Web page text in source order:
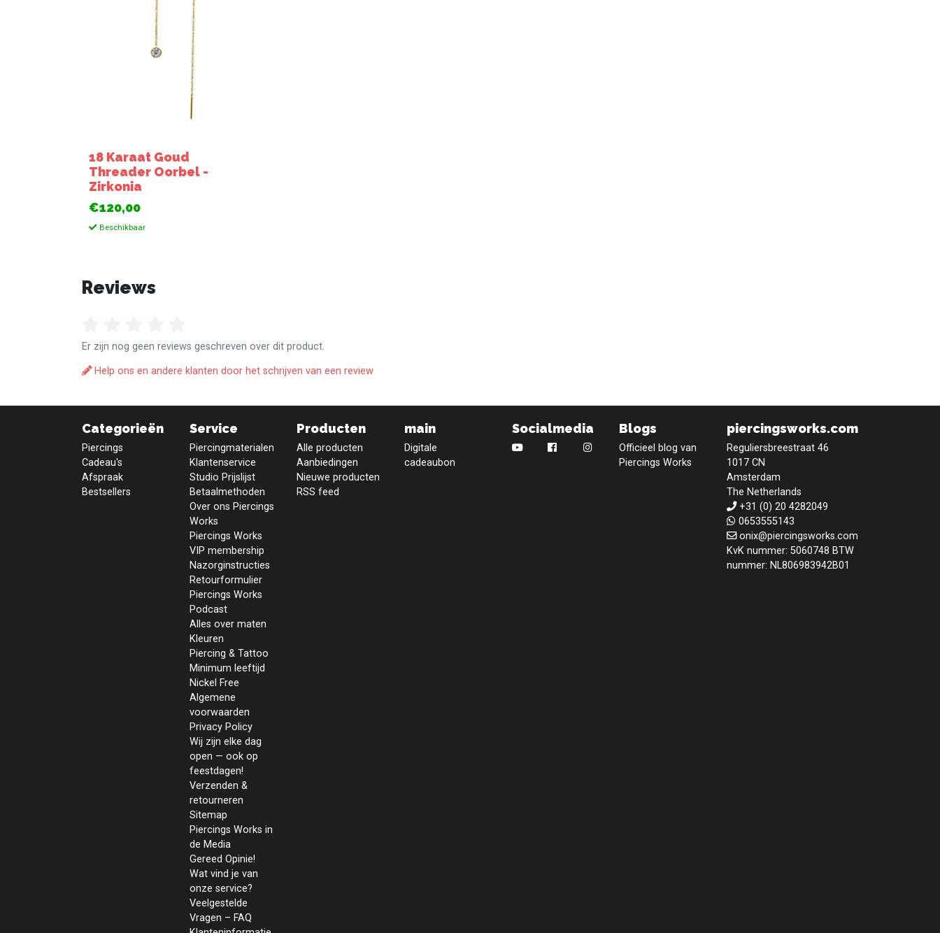
18 Karaat Goud
Threader Oorbel -
Zirkonia
€120,00
Beschikbaar
Reviews
Er zijn nog geen reviews geschreven over dit product.
Help ons en andere klanten door het schrijven van een review
Categorieën
Piercings
Cadeau's
Afspraak
Bestsellers
Service
Piercingmaterialen
Klantenservice
Studio Prijslijst
Betaalmethoden
Over ons Piercings
Works
Piercings Works
VIP membership
Nazorginstructies
Retourformulier
Piercings Works
Podcast
Alles over maten
Kleuren
Piercing & Tattoo
Minimum leeftijd
Nickel Free
Algemene
voorwaarden
Privacy Policy
Wij zijn elke dag
open — ook op
feestdagen!
Verzenden &
retourneren
Sitemap
Piercings Works in
de Media
Gereed Opinie!
Wat vind je van
onze service?
Veelgestelde
Vragen – FAQ
Producten
Alle producten
Aanbiedingen
Nieuwe producten
RSS feed
main
Digitale
cadeaubon
Socialmedia Blogs
Officieel blog van
Piercings Works
piercingsworks.com
Reguliersbreestraat 46
1017 CN
Amsterdam
The Netherlands
+31 (0) 20 4282049
0653555143
onix@piercingsworks.com
KvK nummer: 5060748 BTW
nummer: NL806983942B01